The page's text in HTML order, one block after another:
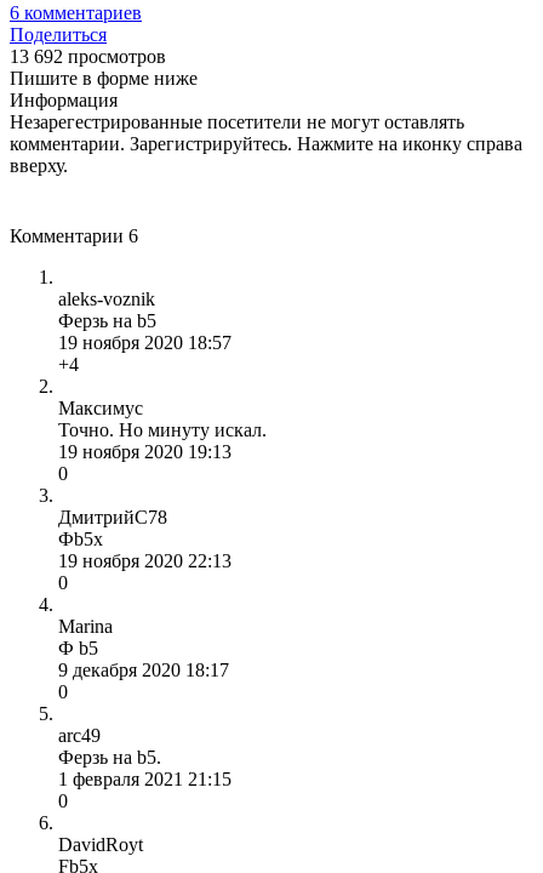
6 комментариев
Поделиться
13 692 просмотров
Пишите в форме ниже
Информация
Незарегестрированные посетители не могут оставлять
комментарии. Зарегистрируйтесь. Нажмите на иконку справа
вверху.
Комментарии 6
aleks-voznik
Ферзь на b5
19 ноября 2020 18:57
+4
Максимус
Точно. Но минуту искал.
19 ноября 2020 19:13
0
ДмитрийС78
Фb5x
19 ноября 2020 22:13
0
Marina
Ф b5
9 декабря 2020 18:17
0
arc49
Ферзь на b5.
1 февраля 2021 21:15
0
DavidRoyt
Fb5x